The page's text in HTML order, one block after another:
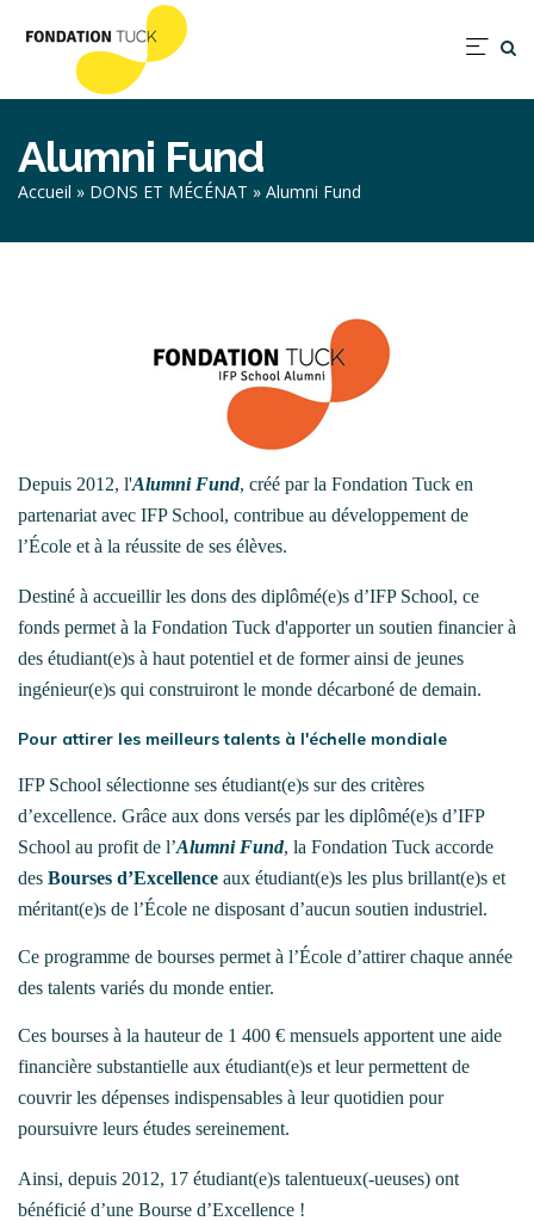
principal
Alumni Fund
Fil
d'Ariane
Accueil DONS ET MÉCÉNAT Alumni Fund
Depuis 2012, l'Alumni Fund, créé par la Fondation Tuck en
partenariat avec IFP School, contribue au développement de
l’École et à la réussite de ses élèves.
Destiné à accueillir les dons des diplômé(e)s d’IFP School, ce
fonds permet à la Fondation Tuck d'apporter un soutien financier à
des étudiant(e)s à haut potentiel et de former ainsi de jeunes
ingénieur(e)s qui construiront le monde décarboné de demain.
Pour attirer les meilleurs talents à l'échelle mondiale
IFP School sélectionne ses étudiant(e)s sur des critères
d’excellence. Grâce aux dons versés par les diplômé(e)s d’IFP
School au profit de l’Alumni Fund, la Fondation Tuck accorde
des Bourses d’Excellence aux étudiant(e)s les plus brillant(e)s et
méritant(e)s de l’École ne disposant d’aucun soutien industriel.
Ce programme de bourses permet à l’École d’attirer chaque année
des talents variés du monde entier.
Ces bourses à la hauteur de 1 400 € mensuels apportent une aide
financière substantielle aux étudiant(e)s et leur permettent de
couvrir les dépenses indispensables à leur quotidien pour
poursuivre leurs études sereinement.
Ainsi, depuis 2012, 17 étudiant(e)s talentueux(-ueuses) ont
bénéficié d’une Bourse d’Excellence !